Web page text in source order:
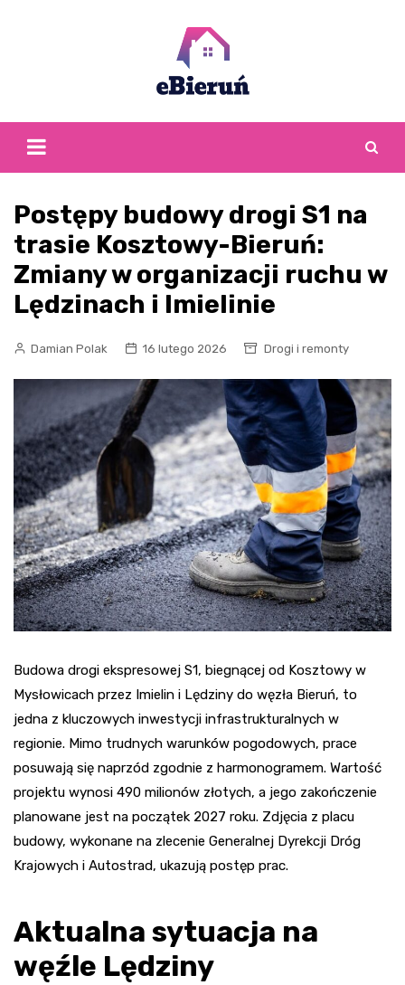
Postępy budowy drogi S1 na
trasie Kosztowy-Bieruń:
Zmiany w organizacji ruchu w
Lędzinach i Imielinie
Damian Polak 16 lutego 2026 Drogi i remonty
Budowa drogi ekspresowej S1, biegnącej od Kosztowy w
Mysłowicach przez Imielin i Lędziny do węzła Bieruń, to
jedna z kluczowych inwestycji infrastrukturalnych w
regionie. Mimo trudnych warunków pogodowych, prace
posuwają się naprzód zgodnie z harmonogramem. Wartość
projektu wynosi 490 milionów złotych, a jego zakończenie
planowane jest na początek 2027 roku. Zdjęcia z placu
budowy, wykonane na zlecenie Generalnej Dyrekcji Dróg
Krajowych i Autostrad, ukazują postęp prac.
Aktualna sytuacja na
węźle Lędziny